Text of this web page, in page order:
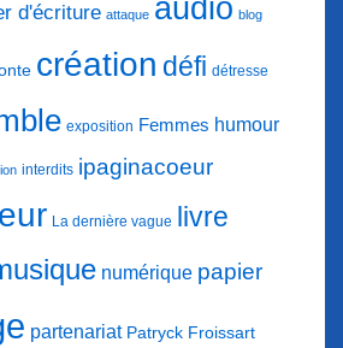
d'écriture attaque audio blog
création défi détresse
exposition Femmes humour
interdits ipaginacoeur
La dernière vague livre
numérique papier
partenariat Patryck Froissart